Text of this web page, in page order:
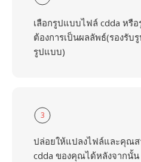
เลือกรูปแบบไฟล์ cdda หรื
ต้องการเป็นผลลัพธ์(รองรั
รูปแบบ)
3
ปล่อยให้แปลงไฟล์และคุณ
cdda ของคุณได้หลังจากนั้น